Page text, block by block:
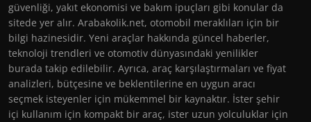
güvenliği, yakıt ekonomisi ve bakım ipuçları gibi konular da
sitede yer alır. Arabakolik.net, otomobil meraklıları için bir
bilgi hazinesidir. Yeni araçlar hakkında güncel haberler,
teknoloji trendleri ve otomotiv dünyasındaki yenilikler
burada takip edilebilir. Ayrıca, araç karşılaştırmaları ve fiyat
analizleri, bütçesine ve beklentilerine en uygun aracı
seçmek isteyenler için mükemmel bir kaynaktır. İster şehir
içi kullanım için kompakt bir araç, ister uzun yolculuklar için